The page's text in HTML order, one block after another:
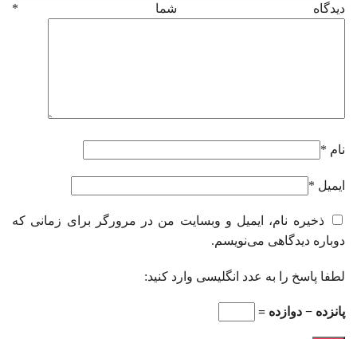
دیدگاه شما *
نام *
ایمیل *
ذخیره نام، ایمیل و وبسایت من در مرورگر برای زمانی که
دوباره دیدگاهی می‌نویسم.
لطفا پاسخ را به عدد انگلیسی وارد کنید:
پانزده − دوازده =